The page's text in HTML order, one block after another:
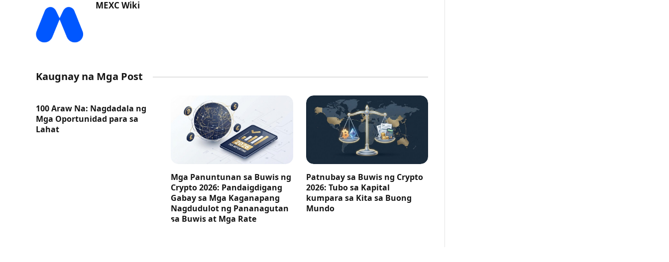
MEXC Wiki
Kaugnay na Mga Post
100 Araw Na: Nagdadala ng
Mga Oportunidad para sa
Lahat
Mga Panuntunan sa Buwis ng
Crypto 2026: Pandaigdigang
Gabay sa Mga Kaganapang
Nagdudulot ng Pananagutan
sa Buwis at Mga Rate
Patnubay sa Buwis ng Crypto
2026: Tubo sa Kapital
kumpara sa Kita sa Buong
Mundo